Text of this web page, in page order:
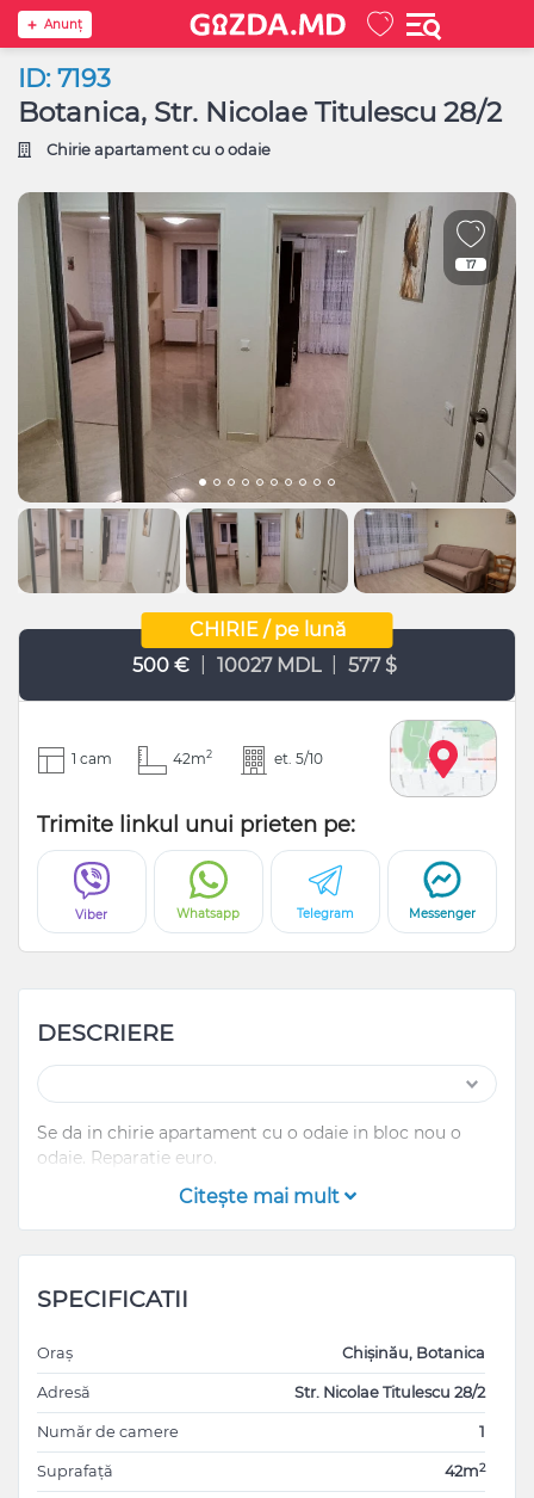
Anunţ
ID: 7193
Botanica, Str. Nicolae Titulescu 28/2
Chirie apartament cu o odaie
17
CHIRIE / pe lună
500 €
10027 MDL 577 $
1 cam 42m2 et. 5/10
Trimite linkul unui prieten pe:
Viber Whatsapp Telegram Messenger
DESCRIERE
Se da in chirie apartament cu o odaie in bloc nou o
odaie. Reparatie euro.
Citeşte mai mult
SPECIFICATII
Oraș Chișinău, Botanica
Adresă Str. Nicolae Titulescu 28/2
Număr de camere 1
Suprafață 42m2